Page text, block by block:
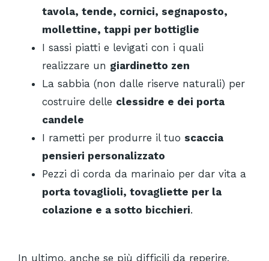
tavola, tende, cornici, segnaposto,
mollettine, tappi per bottiglie
I sassi piatti e levigati con i quali
realizzare un giardinetto zen
La sabbia (non dalle riserve naturali) per
costruire delle clessidre e dei porta
candele
I rametti per produrre il tuo scaccia
pensieri personalizzato
Pezzi di corda da marinaio per dar vita a
porta tovaglioli, tovagliette per la
colazione e a sotto bicchieri.
In ultimo, anche se più difficili da reperire,